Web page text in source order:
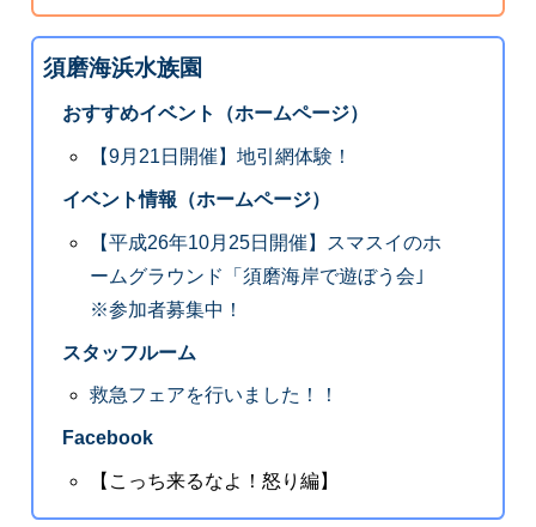
須磨海浜水族園
おすすめイベント（ホームページ）
【9月21日開催】地引網体験！
イベント情報（ホームページ）
【平成26年10月25日開催】スマスイのホ
ームグラウンド「須磨海岸で遊ぼう会｣
※参加者募集中！
スタッフルーム
救急フェアを行いました！！
Facebook
【こっち来るなよ！怒り編】